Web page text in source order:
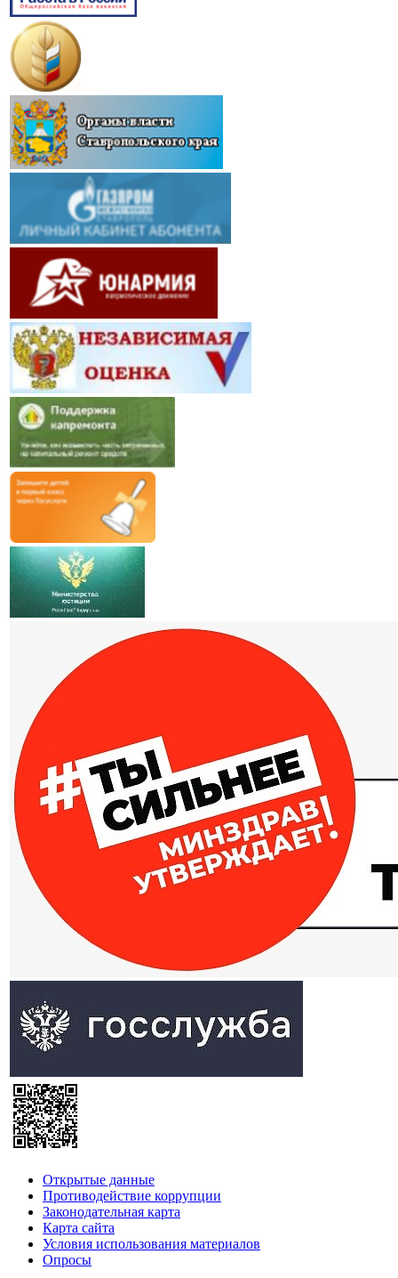
Открытые данные
Противодействие коррупции
Законодательная карта
Карта сайта
Условия использования материалов
Опросы